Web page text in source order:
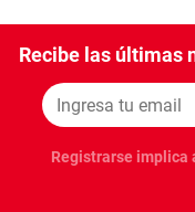
Recibe las últimas
Registrarse implica